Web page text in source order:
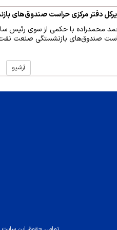
دفتر مرکزی حراست صندوق‌های
محمدزاده با حکمی از سوی رئیس
صندوق‌های بازنشستگی صنعت
آرشیو